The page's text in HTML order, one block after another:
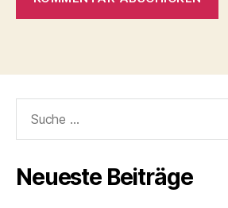
nach:
Neueste Beiträge